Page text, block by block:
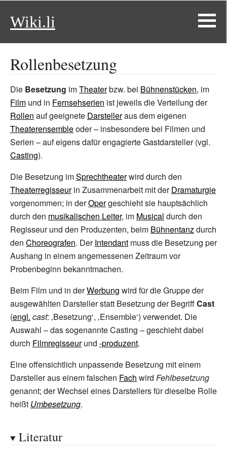
Wiki.li
Rollenbesetzung
Die Besetzung imTheaterbzw. bei Bühnenstücken, im
Film und in Fernsehserien ist jeweils die Verteilung der
Rollen auf geeignete Darstelleraus dem eigenen
Theaterensembleoder – insbesondere bei Filmen und
Serien – auf eigens dafür engagierte Gastdarsteller (vgl.
Casting).
Die Besetzung imSprechtheaterwird durch den
Theaterregisseurin Zusammenarbeit mit derDramaturgie
vorgenommen; in derOpergeschieht sie hauptsächlich
durch den musikalischen Leiter, im Musical durch den
Regisseur und den Produzenten, beim Bühnentanzdurch
den Choreografen. DerIntendant muss die Besetzung per
Aushang in einem angemessenen Zeitraum vor
Probenbeginn bekanntmachen.
Beim Film und in derWerbung wird für die Gruppe der
ausgewählten Darsteller statt Besetzung der BegriffCast
(engl. cast: ‚Besetzung‘, ‚Ensemble‘) verwendet. Die
Auswahl – das sogenannte Casting – geschieht dabei
durch Filmregisseurund -produzent.
Eine offensichtlich unpassende Besetzung mit einem
Darsteller aus einem falschen Fach wird Fehlbesetzung
genannt; der Wechsel eines Darstellers für dieselbe Rolle
heißt Umbesetzung.
Literatur